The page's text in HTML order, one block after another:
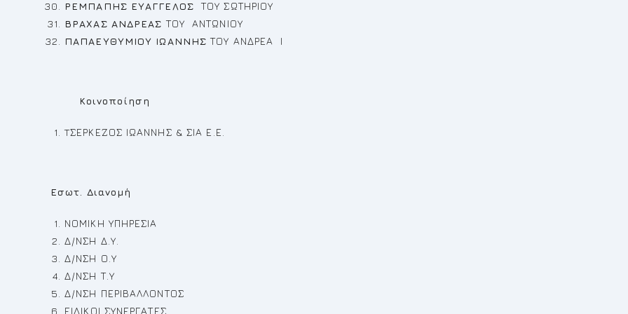
ΡΕΜΠΑΠΗΣ ΕΥΑΓΓΕΛΟΣΤΟΥ ΣΩΤΗΡΙΟΥ
ΒΡΑΧΑΣ ΑΝΔΡΕΑΣ ΤΟΥ ΑΝΤΩΝΙΟΥ
ΠΑΠΑΕΥΘΥΜΙΟΥ ΙΩΑΝΝΗΣ ΤΟΥ ΑΝΔΡΕΑ Ι
Κοινοποίηση
TΣΕΡΚΕΖΟΣ ΙΩΑΝΝΗΣ & ΣΙΑ Ε.Ε.
Εσωτ. Διανομή
ΝΟΜΙΚΗ ΥΠΗΡΕΣΙΑ
Δ/ΝΣΗ Δ.Υ.
Δ/ΝΣΗ Ο.Υ
Δ/ΝΣΗ Τ.Υ
Δ/ΝΣΗ ΠΕΡΙΒΑΛΛΟΝΤΟΣ
ΕΙΔΙΚΟΙ ΣΥΝΕΡΓΑΤΕΣ